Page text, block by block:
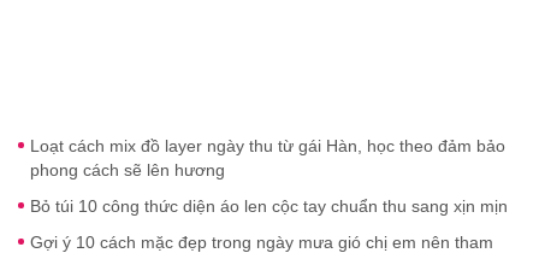
Loạt cách mix đồ layer ngày thu từ gái Hàn, học theo đảm bảo
phong cách sẽ lên hương
Bỏ túi 10 công thức diện áo len cộc tay chuẩn thu sang xịn mịn
Gợi ý 10 cách mặc đẹp trong ngày mưa gió chị em nên tham